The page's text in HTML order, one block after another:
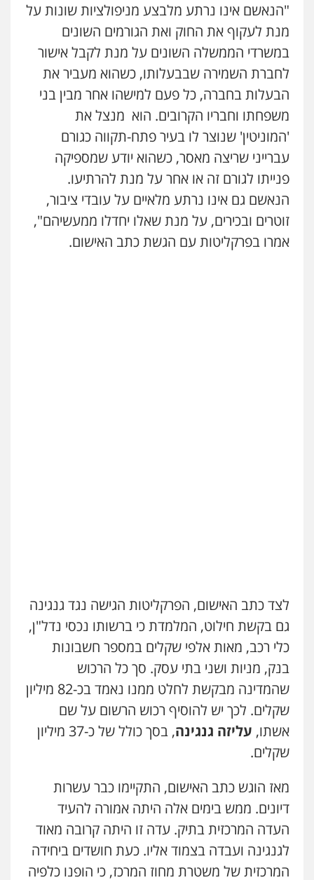
"הנאשם אינו נרתע מלבצע מניפולציות שונות על
מנת לעקוף את החוק ואת הגורמים השונים
במשרדי הממשלה השונים על מנת לקבל אישור
לחברת השמירה שבבעלותו, כשהוא מעביר את
הבעלות בחברה, כל פעם למישהו אחר מבין בני
משפחתו וחבריו הקרובים. הוא מנצל את
'המוניטין' שנוצר לו בעיר פתח-תקווה כגורם
עברייני שריצה מאסר, כשהוא יודע שמספיקה
פנייתו לגורם זה או אחר על מנת להרתיעו.
הנאשם גם אינו נרתע מלאיים על עובדי ציבור,
זוטרים ובכירים, על מנת שאלו יחדלו ממעשיהם",
אמרו בפרקליטות עם הגשת כתב האישום.
לצד כתב האישום, הפרקליטות הגישה נגד גנגינה
גם בקשת חילוט, המלמדת כי ברשותו נכסי נדל"ן,
כלי רכב, מאות אלפי שקלים במספר חשבונות
בנק, מניות ושני בתי עסק. סך כל הרכוש
שהמדינה מבקשת לחלט ממנו נאמד בכ-82 מיליון
שקלים. לכך יש להוסיף רכוש הרשום על שם
אשתו, עליזה גנגינה
, בסך כולל של כ-37 מיליון
שקלים.
מאז הוגש כתב האישום, התקיימו כבר עשרות
דיונים. ממש בימים אלה היתה אמורה להעיד
העדה המרכזית בתיק. עדה זו היתה קרובה מאוד
לגנגינה ועבדה בצמוד אליו. כעת חושדים ביחידה
המרכזית של משטרת מחוז המרכז, כי הופנו כלפיה